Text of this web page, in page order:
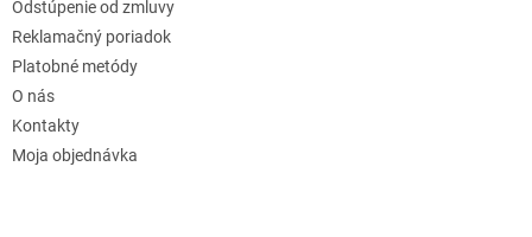
Odstúpenie od zmluvy
Reklamačný poriadok
Platobné metódy
O nás
Kontakty
Moja objednávka